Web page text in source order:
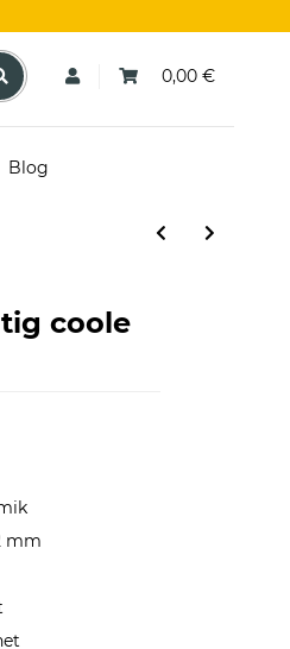
0,00 €
Blog
coole
mm